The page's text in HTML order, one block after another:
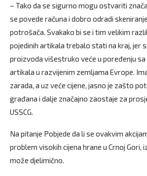
– Tako da se sigurno mogu ostvariti
se povede računa i dobro odradi
potrošača. Svakako bi se i tim velikim
pojedinih artikala trebalo stati na kraj, jer
proizvoda višestruko veće u poređenju sa
artikala u razvijenim zemljama Evrope.
zarada, a uz veće cijene, jasno je zašto
građana i dalje značajno zaostaje za
USSCG.
Na pitanje Pobjede da li se ovakvim
problem visokih cijena hrane u Crnoj Gori,
može djelimično.